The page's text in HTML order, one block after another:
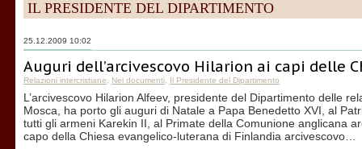
IL PRESIDENTE DEL DIPARTIMENTO
25.12.2009 10:02
Auguri dell’arcivescovo Hilarion ai capi delle
Relazioni intercristiane Nei documenti Il Presidente del Dipartimento
L’arcivescovo Hilarion Alfeev, presidente del Dipartimento delle
Mosca, ha porto gli auguri di Natale a Papa Benedetto XVI, al
tutti gli armeni Karekin II, al Primate della Comunione anglicana
capo della Chiesa evangelico-luterana di Finlandia arcivescovo…